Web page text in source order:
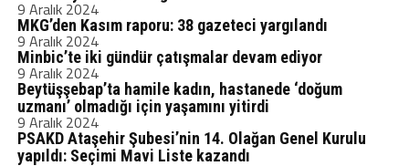
9 Aralık 2024
MKG’den Kasım raporu: 38 gazeteci yargılandı
9 Aralık 2024
Minbic’te iki gündür çatışmalar devam ediyor
9 Aralık 2024
Beytüşşebap’ta hamile kadın, hastanede ‘doğum
uzmanı’ olmadığı için yaşamını yitirdi
9 Aralık 2024
PSAKD Ataşehir Şubesi’nin 14. Olağan Genel Kurulu
yapıldı: Seçimi Mavi Liste kazandı